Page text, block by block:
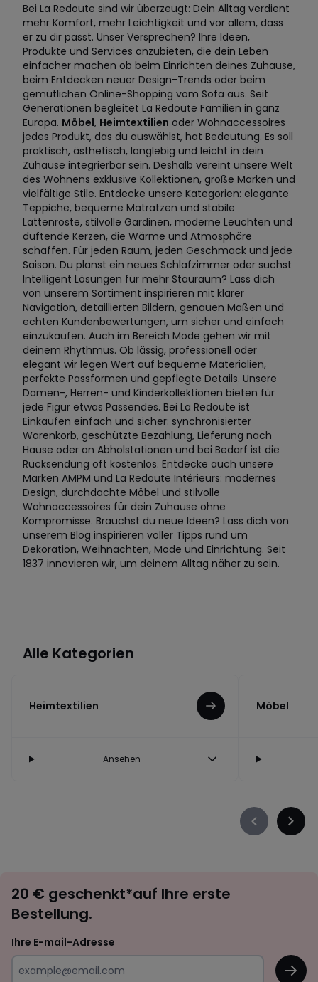
Bei La Redoute sind wir überzeugt: Dein Alltag verdient
mehr Komfort, mehr Leichtigkeit und vor allem, dass
er zu dir passt. Unser Versprechen? Ihre Ideen,
Produkte und Services anzubieten, die dein Leben
einfacher machen ob beim Einrichten deines Zuhause,
beim Entdecken neuer Design-Trends oder beim
gemütlichen Online-Shopping vom Sofa aus. Seit
Generationen begleitet La Redoute Familien in ganz
Europa. Möbel, Heimtextilien oder Wohnaccessoires
jedes Produkt, das du auswählst, hat Bedeutung. Es soll
praktisch, ästhetisch, langlebig und leicht in dein
Zuhause integrierbar sein. Deshalb vereint unsere Welt
des Wohnens exklusive Kollektionen, große Marken und
vielfältige Stile. Entdecke unsere Kategorien: elegante
Teppiche, bequeme Matratzen und stabile
Lattenroste, stilvolle Gardinen, moderne Leuchten und
duftende Kerzen, die Wärme und Atmosphäre
schaffen. Für jeden Raum, jeden Geschmack und jede
Saison. Du planst ein neues Schlafzimmer oder suchst
Intelligent Lösungen für mehr Stauraum? Lass dich
von unserem Sortiment inspirieren mit klarer
Navigation, detaillierten Bildern, genauen Maßen und
echten Kundenbewertungen, um sicher und einfach
einzukaufen. Auch im Bereich Mode gehen wir mit
deinem Rhythmus. Ob lässig, professionell oder
elegant wir legen Wert auf bequeme Materialien,
perfekte Passformen und gepflegte Details. Unsere
Damen-, Herren- und Kinderkollektionen bieten für
jede Figur etwas Passendes. Bei La Redoute ist
Einkaufen einfach und sicher: synchronisierter
Warenkorb, geschützte Bezahlung, Lieferung nach
Hause oder an Abholstationen und bei Bedarf ist die
Rücksendung oft kostenlos. Entdecke auch unsere
Marken AMPM und La Redoute Intérieurs: modernes
Design, durchdachte Möbel und stilvolle
Wohnaccessoires für dein Zuhause ohne
Kompromisse. Brauchst du neue Ideen? Lass dich von
unserem Blog inspirieren voller Tipps rund um
Dekoration, Weihnachten, Mode und Einrichtung. Seit
1837 innovieren wir, um deinem Alltag näher zu sein.
Alle Kategorien
Heimtextilien
Ansehen
Möbel
Précédent
abonnieren
20 € geschenkt*auf Ihre erste
Bestellung.
Ihre E-mail-Adresse
OK